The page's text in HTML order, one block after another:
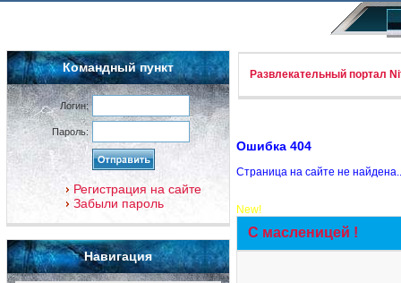
Командный пункт
Логин:
Пароль:
Регистрация на сайте
Забыли пароль
Навигация
Развлекательный портал
Ошибка 404
Страница на сайте не
New!
С масленицей !